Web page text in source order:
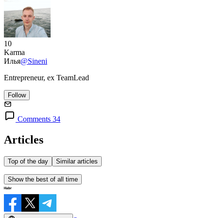
10
Karma
Илья@Sineni
Entrepreneur, ex TeamLead
Follow
Comments 34
Articles
Top of the day Similar articles
Show the best of all time